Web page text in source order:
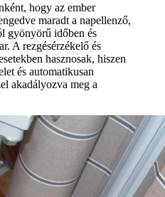
hogy az ember
maradt a napellenző,
gyönyörű időben és
A rezgésérzékelő és
hasznosak, hiszen
és automatikusan
akadályozva meg a